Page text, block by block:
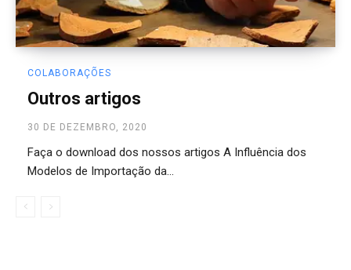
COLABORAÇÕES
Outros artigos
30 DE DEZEMBRO, 2020
Faça o download dos nossos artigos A Influência dos
Modelos de Importação da...